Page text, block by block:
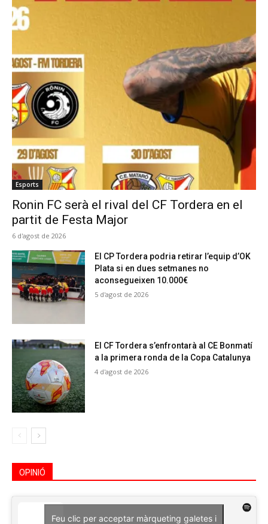
Esports
Ronin FC serà el rival del CF Tordera en el
partit de Festa Major
6 d'agost de 2026
El CP Tordera podria retirar l’equip d’OK
Plata si en dues setmanes no
aconsegueixen 10.000€
5 d'agost de 2026
El CF Tordera s’enfrontarà al CE Bonmatí
a la primera ronda de la Copa Catalunya
4 d'agost de 2026
OPINIÓ
Feu clic per acceptar màrqueting galetes i